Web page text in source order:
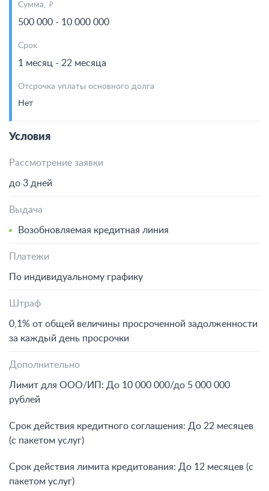
Сумма,
500 000 - 10 000 000
Срок
1 месяц - 22 месяца
Отсрочка уплаты основного долга
Нет
Условия
Рассмотрение заявки
до 3 дней
Выдача
Возобновляемая кредитная линия
Платежи
По индивидуальному графику
Штраф
0,1% от общей величины просроченной задолженности
за каждый день просрочки
Дополнительно
Лимит для ООО/ИП: До 10 000 000/до 5 000 000
рублей
Срок действия кредитного соглашения: До 22 месяцев
(с пакетом услуг)
Срок действия лимита кредитования: До 12 месяцев (с
пакетом услуг)